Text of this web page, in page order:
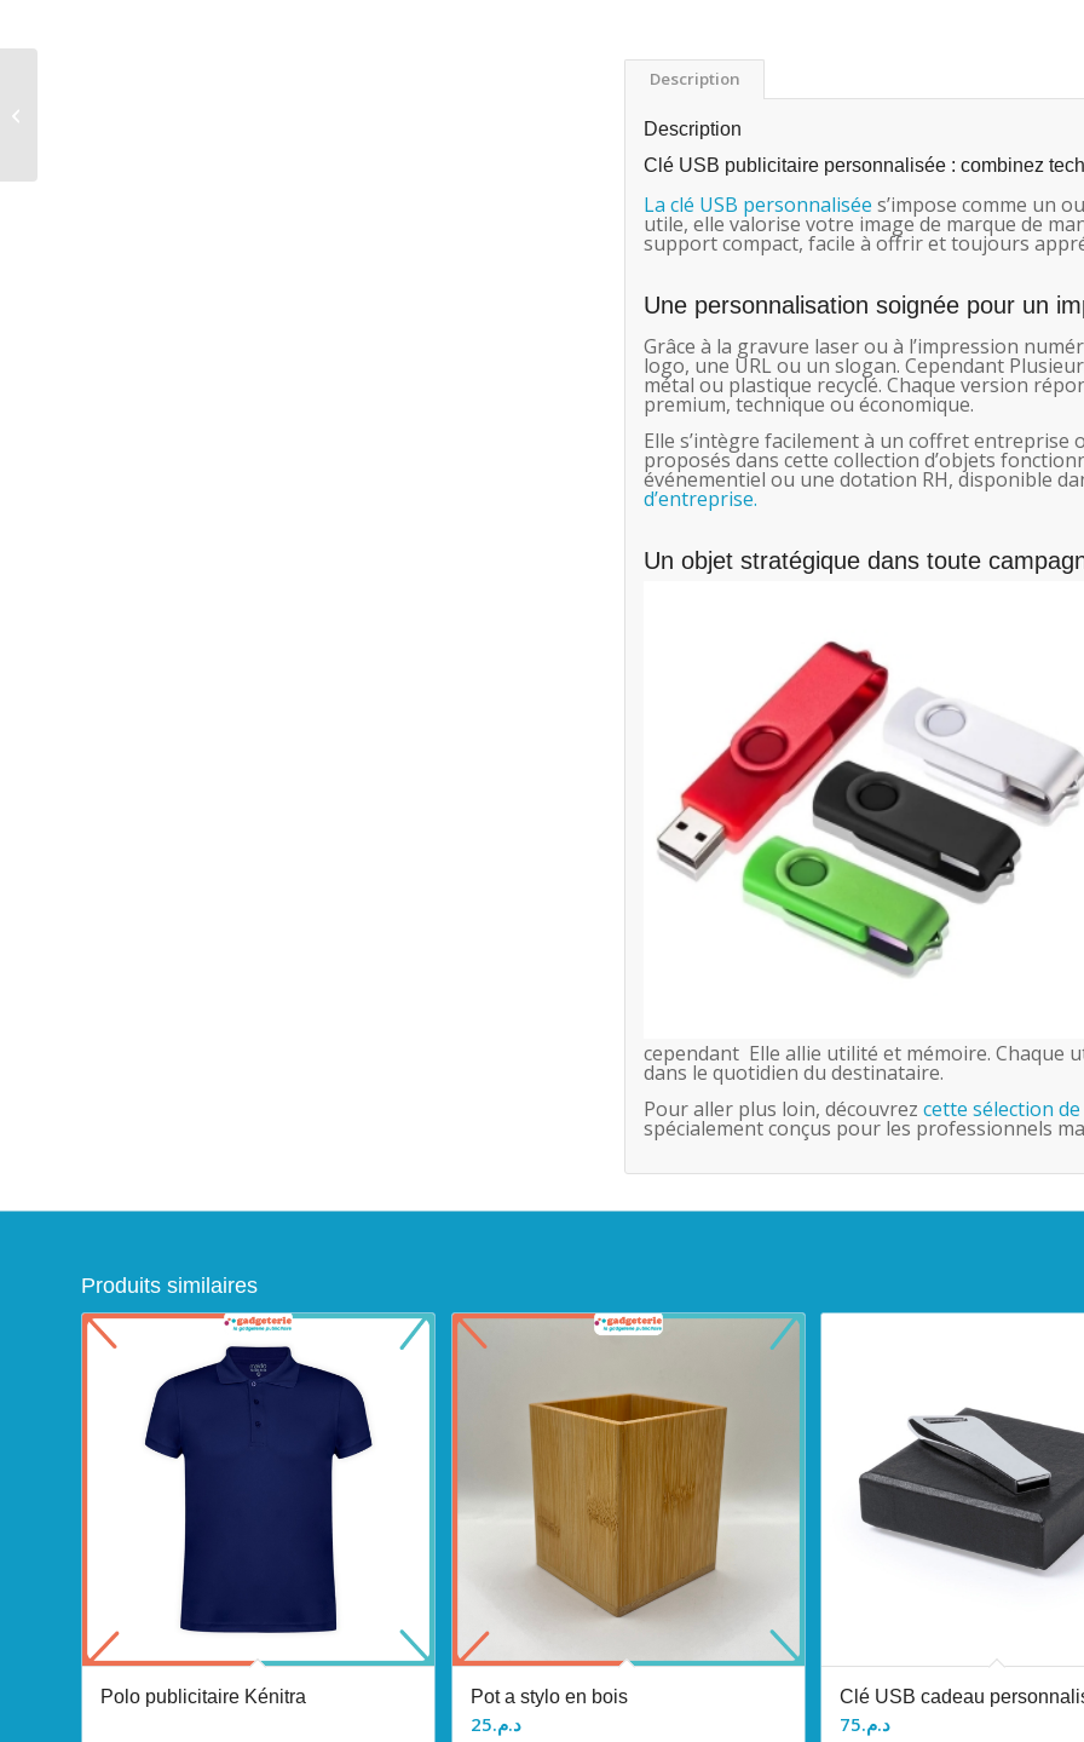
Description
Description
Clé USB publicitaire personnalisée : combinez
La clé USB personnalisée s’impose comme un
utile, elle valorise votre image de marque de
support compact, facile à offrir et toujours
Une personnalisation soignée pour un
Grâce à la gravure laser ou à l’impression
logo, une URL ou un slogan. Cependant
métal ou plastique recyclé. Chaque version
premium, technique ou économique.
Elle s’intègre facilement à un coffret entreprise
proposés dans cette collection d’objets
événementiel ou une dotation RH, disponible
d’entreprise.
Un objet stratégique dans toute
cependant Elle allie utilité et mémoire. Chaque
dans le quotidien du destinataire.
Pour aller plus loin, découvrezcette sélection
spécialement conçus pour les professionnels
Produits similaires
Polo publicitaire Kénitra Pot a stylo en bois
د.م.25
Clé USB cadeau
د.م.75